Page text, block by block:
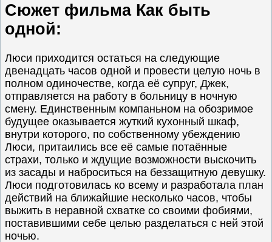
Сюжет фильма Как быть
одной:
Люси приходится остаться на следующие
двенадцать часов одной и провести целую ночь в
полном одиночестве, когда её супруг, Джек,
отправляется на работу в больницу в ночную
смену. Единственным компаньном на обозримое
будущее оказывается жуткий кухонный шкаф,
внутри которого, по собственному убеждению
Люси, притаились все её самые потаённые
страхи, только и ждущие возможности выскочить
из засады и наброситься на беззащитную девушку.
Люси подготовилась ко всему и разработала план
действий на ближайшие несколько часов, чтобы
выжить в неравной схватке со своими фобиями,
поставившими себе целью разделаться с ней этой
ночью.